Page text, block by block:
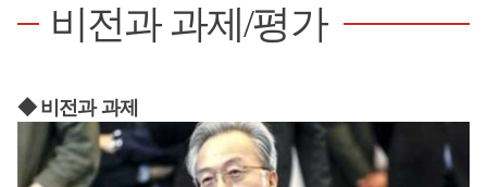
비전과 과제/평가
◆ 비전과 과제